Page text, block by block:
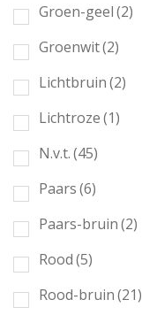
Groen-geel(2)
Groenwit(2)
Lichtbruin(2)
Lichtroze(1)
N.v.t.(45)
Paars(6)
Paars-bruin(2)
Rood(5)
Rood-bruin(21)